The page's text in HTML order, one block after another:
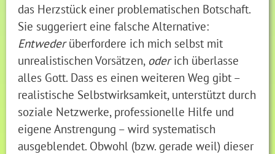
das Herzstück einer problematischen Botschaft.
Sie suggeriert eine falsche Alternative:
Entwederüberfordere ich mich selbst mit
unrealistischen Vorsätzen, oderich überlasse
alles Gott. Dass es einen weiteren Weg gibt –
realistische Selbstwirksamkeit, unterstützt durch
soziale Netzwerke, professionelle Hilfe und
eigene Anstrengung – wird systematisch
ausgeblendet. Obwohl (bzw. gerade weil) dieser